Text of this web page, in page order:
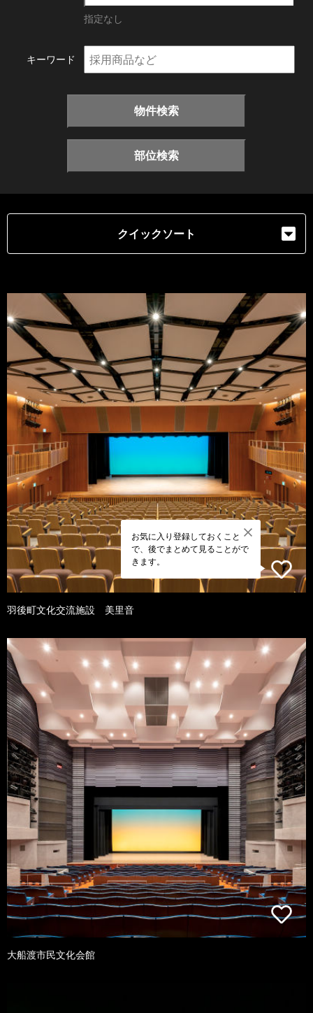
指定なし
キーワード
物件検索
部位検索
クイックソート
お気に入り登録しておくこと
で、後でまとめて見ることがで
きます。
羽後町文化交流施設 美里音
大船渡市民文化会館